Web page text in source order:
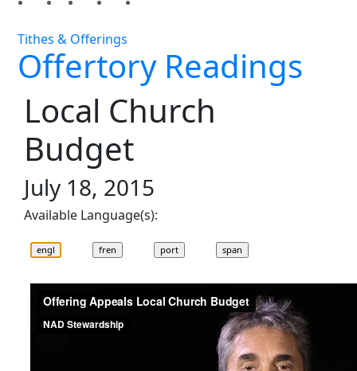
Tithes & Offerings
Offertory Readings
Local Church
Budget
July 18, 2015
Available Language(s):